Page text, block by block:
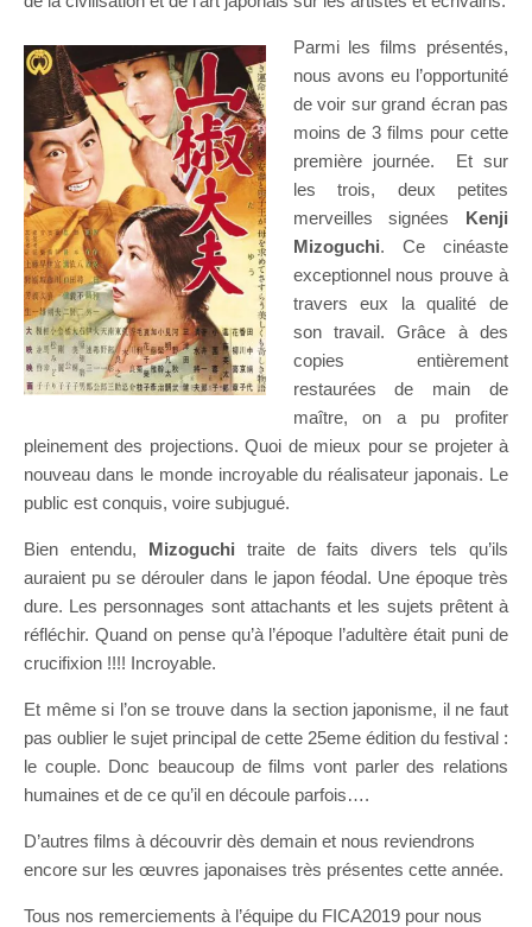
Parmi les films présentés,
nous avons eu l’opportunité
de voir sur grand écran pas
moins de 3 films pour cette
première journée. Et sur
les trois, deux petites
merveilles signées Kenji
Mizoguchi. Ce cinéaste
exceptionnel nous prouve à
travers eux la qualité de
son travail. Grâce à des
copies entièrement
restaurées de main de
maître, on a pu profiter
pleinement des projections. Quoi de mieux pour se projeter à
nouveau dans le monde incroyable du réalisateur japonais. Le
public est conquis, voire subjugué.
Bien entendu, Mizoguchi traite de faits divers tels qu’ils
auraient pu se dérouler dans le japon féodal. Une époque très
dure. Les personnages sont attachants et les sujets prêtent à
réfléchir. Quand on pense qu’à l’époque l’adultère était puni de
crucifixion !!!! Incroyable.
Et même si l’on se trouve dans la section japonisme, il ne faut
pas oublier le sujet principal de cette 25eme édition du festival :
le couple. Donc beaucoup de films vont parler des relations
humaines et de ce qu’il en découle parfois….
D’autres films à découvrir dès demain et nous reviendrons
encore sur les œuvres japonaises très présentes cette année.
Tous nos remerciements à l’équipe du FICA2019 pour nous